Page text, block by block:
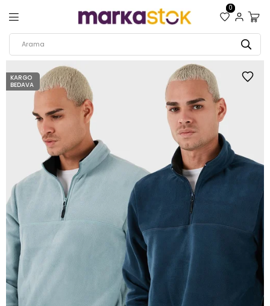
0
KARGO
BEDAVA